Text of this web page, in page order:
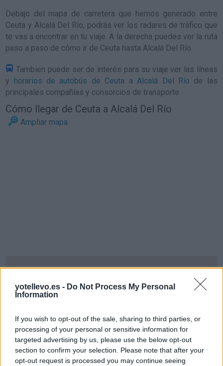
yotellevo.es - Do Not Process My Personal
Information
If you wish to opt-out of the sale, sharing to third parties, or
processing of your personal or sensitive information for
targeted advertising by us, please use the below opt-out
section to confirm your selection. Please note that after your
opt-out request is processed you may continue seeing
Debajo del mapa de carretera que hemos generado entre
Ceuta y Alcalá Del Río, podrás ver los radares de tráfico que
te vas a encontrar en tu viaje. A la derecha puedes ver la ruta
paso a paso de cómo ir de Ceuta hasta Alcalá Del Río.
Tambien puede ser de interés para su viaje ver las líneas
y horarios de autobús de Ceuta a Alcalá Del Río de las
principales compañías y consorcios de transporte.
Cómo llegar de Ceuta a Alcalá Del Río
Ampliar mapa